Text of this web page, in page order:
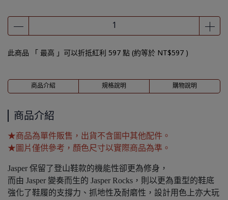
此商品 「 最高 」可以折抵紅利 597 點 (約等於 NT$597 )
商品介紹 規格說明 購物說明
商品介紹
★商品為單件販售，出貨不含圖中其他配件。
★圖片僅供參考，顏色尺寸以實際商品為準。
Jasper 保留了登山鞋款的機能性卻更為修身，
而由 Jasper 變奏而生的 Jasper Rocks，則以更為重型的鞋底
強化了鞋履的支撐力、抓地性及耐磨性，設計用色上亦大玩